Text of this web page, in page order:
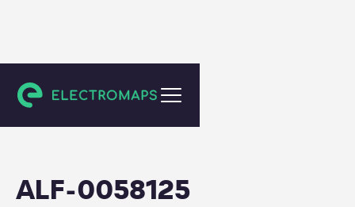
Wessem
ALF-0058125